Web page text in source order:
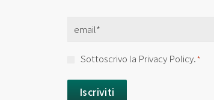
Email
Consenso
Sottoscrivo la Privacy Policy.*